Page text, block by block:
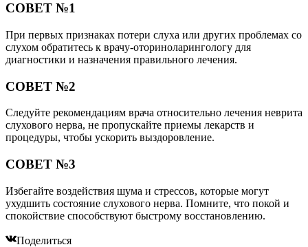
СОВЕТ №1
При первых признаках потери слуха или других проблемах со
слухом обратитесь к врачу-оториноларингологу для
диагностики и назначения правильного лечения.
СОВЕТ №2
Следуйте рекомендациям врача относительно лечения неврита
слухового нерва, не пропускайте приемы лекарств и
процедуры, чтобы ускорить выздоровление.
СОВЕТ №3
Избегайте воздействия шума и стрессов, которые могут
ухудшить состояние слухового нерва. Помните, что покой и
спокойствие способствуют быстрому восстановлению.
Поделиться